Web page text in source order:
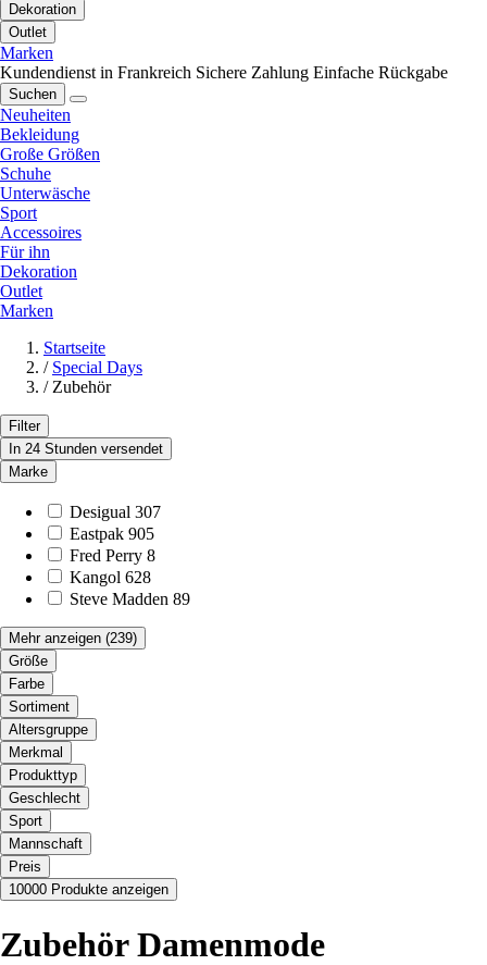
Dekoration
Outlet
Marken
Kundendienst in Frankreich Sichere Zahlung Einfache Rückgabe
Suchen
Neuheiten
Bekleidung
Große Größen
Schuhe
Unterwäsche
Sport
Accessoires
Für ihn
Dekoration
Outlet
Marken
Startseite
/ Special Days
/ Zubehör
Filter
In 24 Stunden versendet
Marke
Desigual 307
Eastpak 905
Fred Perry 8
Kangol 628
Steve Madden 89
Mehr anzeigen (239)
Größe
Farbe
Sortiment
Altersgruppe
Merkmal
Produkttyp
Geschlecht
Sport
Mannschaft
Preis
10000 Produkte anzeigen
Zubehör Damenmode